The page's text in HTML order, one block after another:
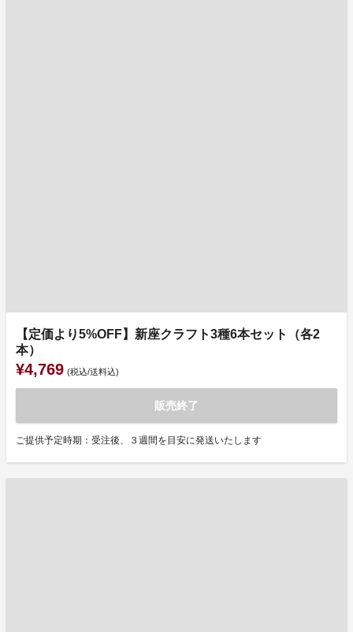
【定価より5%OFF】新座クラフト3種6本セット（各2
本）
¥4,769 (税込/送料込)
販売終了
ご提供予定時期：受注後、３週間を目安に発送いたします